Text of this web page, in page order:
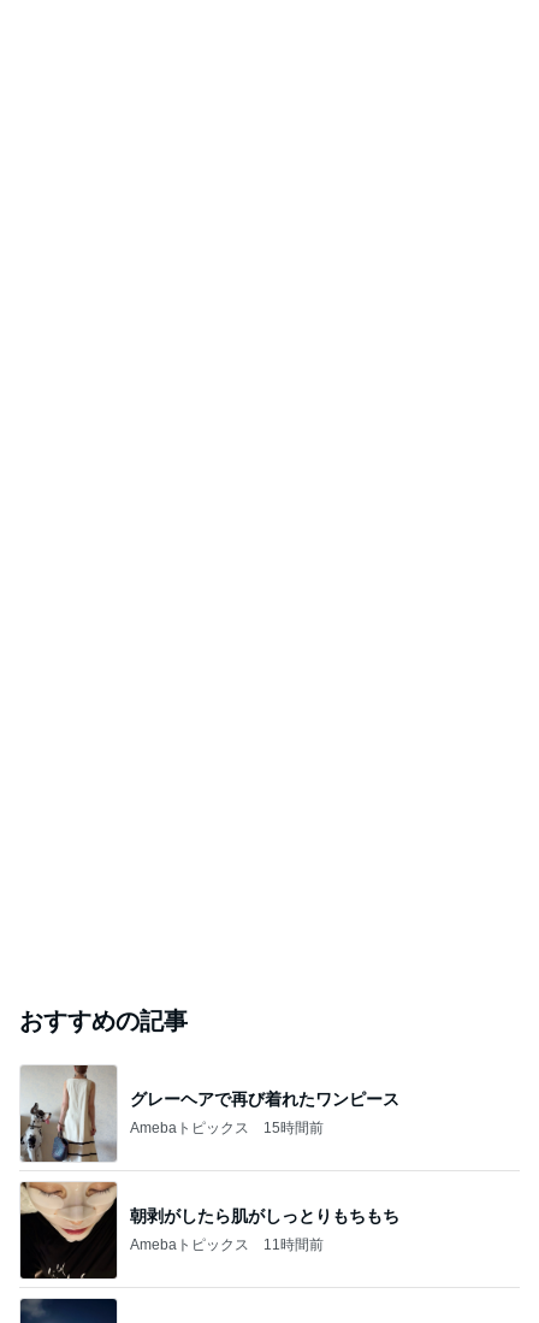
おすすめの記事
グレーヘアで再び着れたワンピース
Amebaトピックス 15時間前
朝剥がしたら肌がしっとりもちもち
Amebaトピックス 11時間前